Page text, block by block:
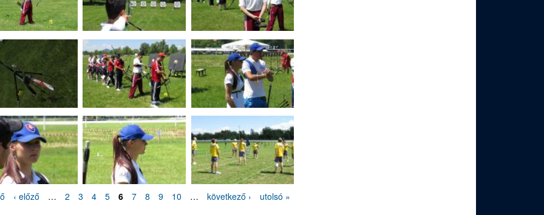
‹ előző … 2 3 4 5 6 7 8 9 10 … következő › utolsó »